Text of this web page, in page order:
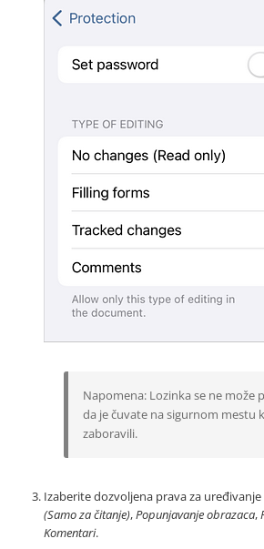
Napomena: Lozinka se ne može
da je čuvate na sigurnom mestu
zaboravili.
Izaberite dozvoljena prava za
(Samo za čitanje),Popunjavanje obrazaca,
Komentari.